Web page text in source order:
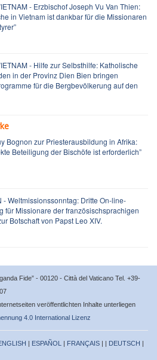
- Erzbischof Joseph Vu Van Thien:
in Vietnam ist dankbar für die Missionaren
- Hilfe zur Selbsthilfe: Katholische
in der Provinz Dien Bien bringen
für die Bergbevölkerung auf den
Bognon zur Priesterausbildung in Afrika:
Beteiligung der Bischöfe ist erforderlich”
- Weltmissionssonntag: Dritte On-line-
für Missionare der französischsprachigen
Botschaft von Papst Leo XIV.
Fide” - 00120 - Città del Vaticano Tel. +39-
veröffentlichten Inhalte unterliegen
4.0 International Lizenz
| ESPAÑOL | FRANÇAIS | | DEUTSCH |